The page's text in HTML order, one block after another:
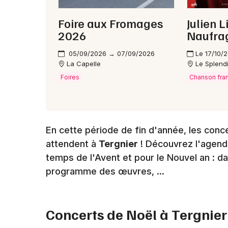
Foire aux Fromages
2026
05/09/2026 → 07/09/2026
La Capelle
Foires
Julien
Le 17/10/
Le
Chanson
En cette période de fin d'année, les
attendent à Tergnier ! Découvrez
temps de l'Avent et pour le Nouvel an :
programme des œuvres, ...
Concerts de Noël à Tergnier